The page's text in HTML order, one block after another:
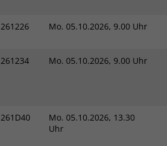
261226 Mo. 05.10.2026, 9.00 Uhr
261234 Mo. 05.10.2026, 9.00 Uhr
261D40 Mo. 05.10.2026, 13.30
Uhr